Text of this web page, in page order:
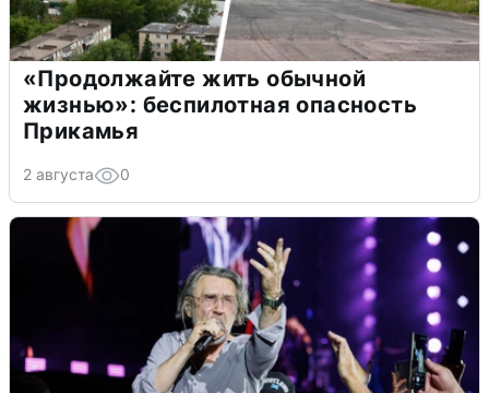
«Продолжайте жить обычной
жизнью»: беспилотная опасность
Прикамья
2 августа 0